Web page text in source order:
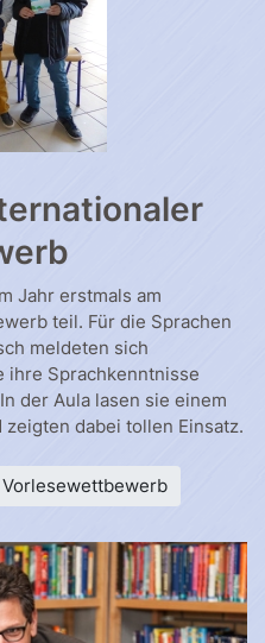
Jahr erstmals am
teil. Für die Sprachen
meldeten sich
ihre Sprachkenntnisse
der Aula lasen sie einem
dabei tollen Einsatz.